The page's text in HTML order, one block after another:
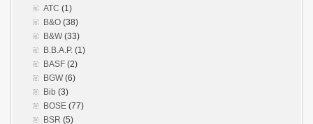
ATC (1)
B&O (38)
B&W(33)
B.B.A.P. (1)
BASF (2)
BGW(6)
Bib (3)
BOSE (77)
BSR (5)